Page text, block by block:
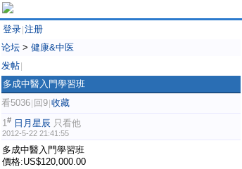
登录 注册
论坛 > 健康&中医
发帖
多成中醫入門學習班
看5036 回9 收藏
1# 日月星辰 只看他
2012-5-22 21:41:55
多成中醫入門學習班
價格:US$120,000.00